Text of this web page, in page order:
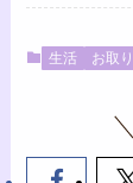
生活 お取